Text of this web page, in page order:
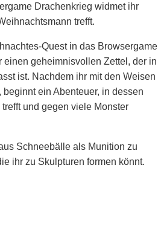
Drachenkrieg widmet ihr
trefft.
Quest in das Browsergame
einen geheimnisvollen Zettel, der in
ist. Nachdem ihr mit den Weisen
ein Abenteuer, in dessen
und gegen viele Monster
Schneebälle als Munition zu
ihr zu Skulpturen formen könnt.